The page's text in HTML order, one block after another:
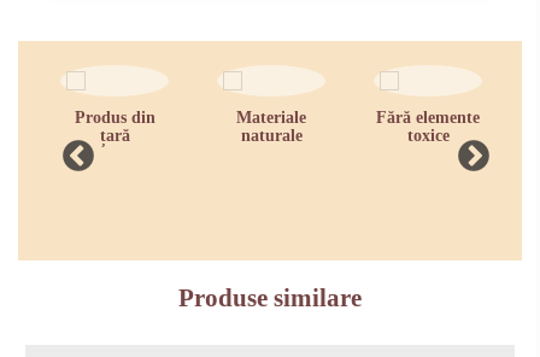
Produs din
țară
Materiale
naturale
Fără elemente
toxice
Produse similare